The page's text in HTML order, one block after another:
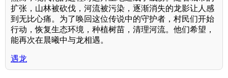
扩张，山林被砍伐，河流被污染，逐渐消失的龙影让人感
到无比心痛。为了唤回这位传说中的守护者，村民们开始
行动，恢复生态环境，种植树苗，清理河流。他们希望，
能再次在晨曦中与龙相遇。
遇龙